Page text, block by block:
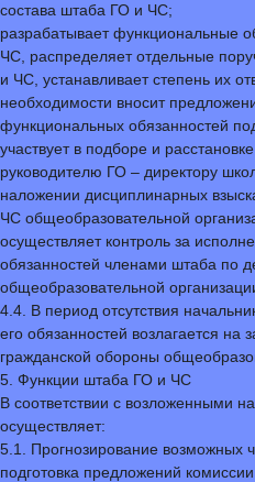
состава штаба ГО и ЧС;
разрабатывает функциональные
ЧС, распределяет отдельные
и ЧС, устанавливает степень их
необходимости вносит
функциональных обязанностей
участвует в подборе и
руководителю ГО – директору
наложении дисциплинарных
ЧС общеобразовательной
осуществляет контроль за
обязанностей членами штаба по
общеобразовательной
4.4. В период отсутствия
его обязанностей возлагается на
гражданской обороны
5. Функции штаба ГО и ЧС
В соответствии с возложенными
осуществляет:
5.1. Прогнозирование возможных
подготовка предложений